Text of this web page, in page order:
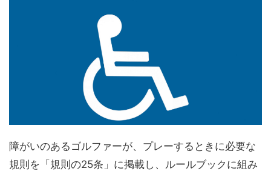
障がいのあるゴルファーが、プレーするときに必要な
規則を「規則の25条」に掲載し、ルールブックに組み